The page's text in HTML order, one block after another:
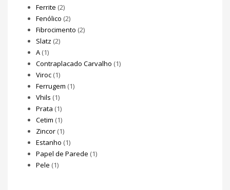
Ferrite (2)
Fenólico (2)
Fibrocimento (2)
Slatz (2)
A (1)
Contraplacado Carvalho (1)
Viroc (1)
Ferrugem (1)
Vhils (1)
Prata (1)
Cetim (1)
Zincor (1)
Estanho (1)
Papel de Parede (1)
Pele (1)